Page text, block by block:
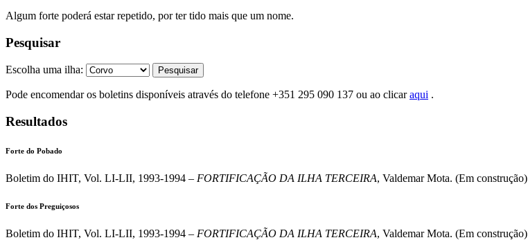
Algum forte poderá estar repetido, por ter tido mais que um nome.
Pesquisar
Escolha uma ilha: Pesquisar
Pode encomendar os boletins disponíveis através do telefone +351 295 090 137 ou ao clicaraqui .
Resultados
Forte do Pobado
Boletim do IHIT, Vol. LI-LII, 1993-1994 – FORTIFICAÇÃO DA ILHA TERCEIRA, Valdemar Mota. (Em construção)
Forte dos Preguiçosos
Boletim do IHIT, Vol. LI-LII, 1993-1994 – FORTIFICAÇÃO DA ILHA TERCEIRA, Valdemar Mota. (Em construção)